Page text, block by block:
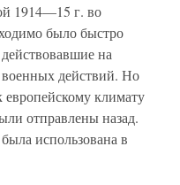
1914—15 г. во
было быстро
на
военных действий. Но
европейскому климату
отправлены назад.
использована в